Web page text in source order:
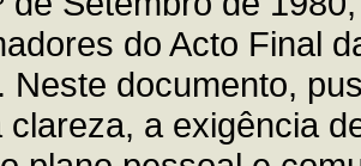
do Acto Final
Neste documento,
clareza, a exigência